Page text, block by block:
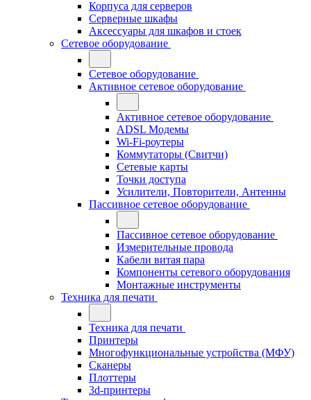
Корпуса для серверов
Серверные шкафы
Аксессуары для шкафов и стоек
Сетевое оборудование
Сетевое оборудование
Активное сетевое оборудование
Активное сетевое оборудование
ADSL Модемы
Wi-Fi-роутеры
Коммутаторы (Свитчи)
Сетевые карты
Точки доступа
Усилители, Повторители, Антенны
Пассивное сетевое оборудование
Пассивное сетевое оборудование
Измерительные провода
Кабели витая пара
Компоненты сетевого оборудования
Монтажные инструменты
Техника для печати
Техника для печати
Принтеры
Многофункциональные устройства (МФУ)
Сканеры
Плоттеры
3d-принтеры